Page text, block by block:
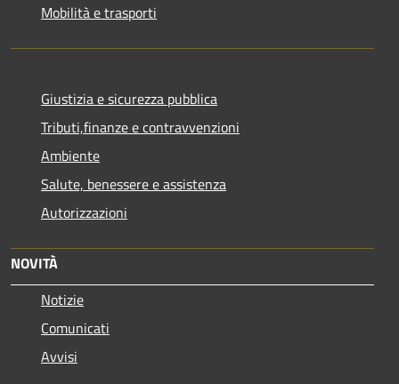
Mobilità e trasporti
Giustizia e sicurezza pubblica
Tributi,finanze e contravvenzioni
Ambiente
Salute, benessere e assistenza
Autorizzazioni
NOVITÀ
Notizie
Comunicati
Avvisi